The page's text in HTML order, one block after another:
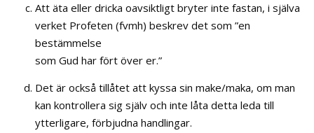
Att äta eller dricka oavsiktligt bryter inte fastan, i själva
verket Profeten (fvmh) beskrev det som ”en
bestämmelse
som Gud har fört över er.”
Det är också tillåtet att kyssa sin make/maka, om man
kan kontrollera sig själv och inte låta detta leda till
ytterligare, förbjudna handlingar.